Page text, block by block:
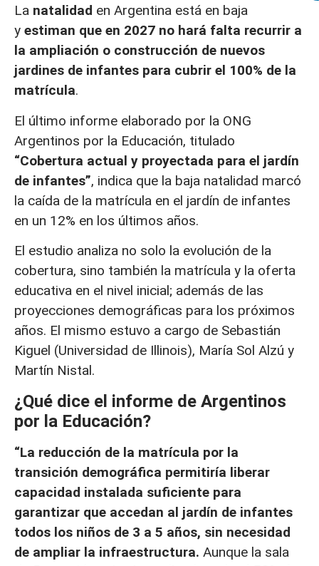
La natalidad en Argentina está en baja
y estiman que en 2027 no hará falta recurrir a
la ampliación o construcción de nuevos
jardines de infantes para cubrir el 100% de la
matrícula.
El último informe elaborado por la ONG
Argentinos por la Educación, titulado
“Cobertura actual y proyectada para el jardín
de infantes”, indica que la baja natalidad marcó
la caída de la matrícula en el jardín de infantes
en un 12% en los últimos años.
El estudio analiza no solo la evolución de la
cobertura, sino también la matrícula y la oferta
educativa en el nivel inicial; además de las
proyecciones demográficas para los próximos
años. El mismo estuvo a cargo de Sebastián
Kiguel (Universidad de Illinois), María Sol Alzú y
Martín Nistal.
¿Qué dice el informe de Argentinos
por la Educación?
“La reducción de la matrícula por la
transición demográfica permitiría liberar
capacidad instalada suficiente para
garantizar que accedan al jardín de infantes
todos los niños de 3 a 5 años, sin necesidad
de ampliar la infraestructura. Aunque la sala